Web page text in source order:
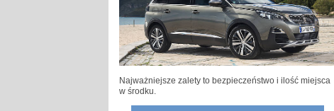
Najważniejsze zalety to bezpieczeństwo i ilość miejsca
w środku.